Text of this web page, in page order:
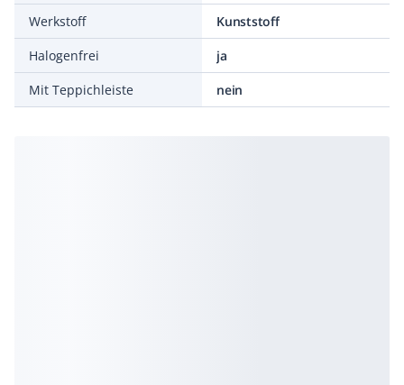
Werkstoff
Kunststoff
Halogenfrei
ja
Mit Teppichleiste
nein